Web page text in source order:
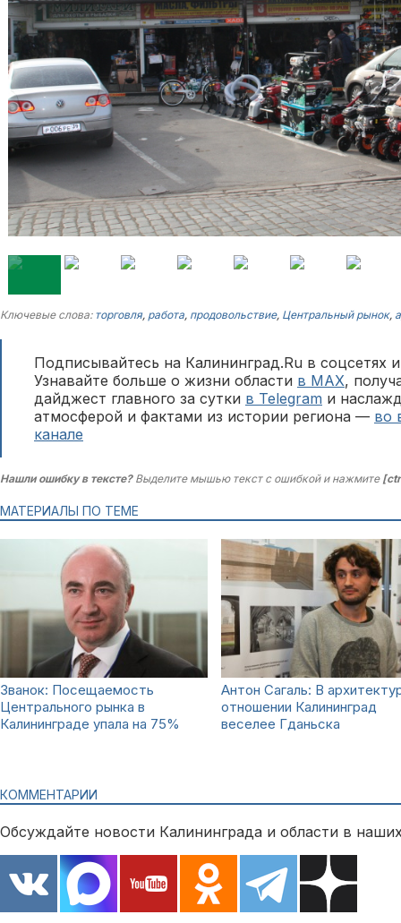
Ключевые слова: торговля, работа, продовольствие, Центральный рынок,
Подписывайтесь на Калининград.Ru в соцсетях
Узнавайте больше о жизни области в MAX,
дайджест главного за сутки в Telegram и
атмосферой и фактами из истории региона — во
канале
Нашли ошибку в тексте?Выделите мышью текст с ошибкой и нажмите
МАТЕРИАЛЫ ПО ТЕМЕ
Званок: Посещаемость
Центрального рынка в
Калининграде упала на 75%
Антон Сагаль: В
отношении Калининград
веселее Гданьска
КОММЕНТАРИИ
Обсуждайте новости Калининграда и области в